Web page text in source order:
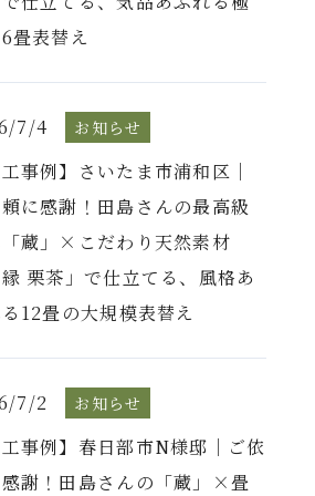
6畳表替え
7/4 お知らせ
工事例】さいたま市浦和区｜
に感謝！田島さんの最高級
蔵」×こだわり天然素材
縁 栗茶」で仕立てる、風格あ
12畳の大規模表替え
7/2 お知らせ
工事例】春日部市N様邸｜ご依
謝！田島さんの「蔵」×畳